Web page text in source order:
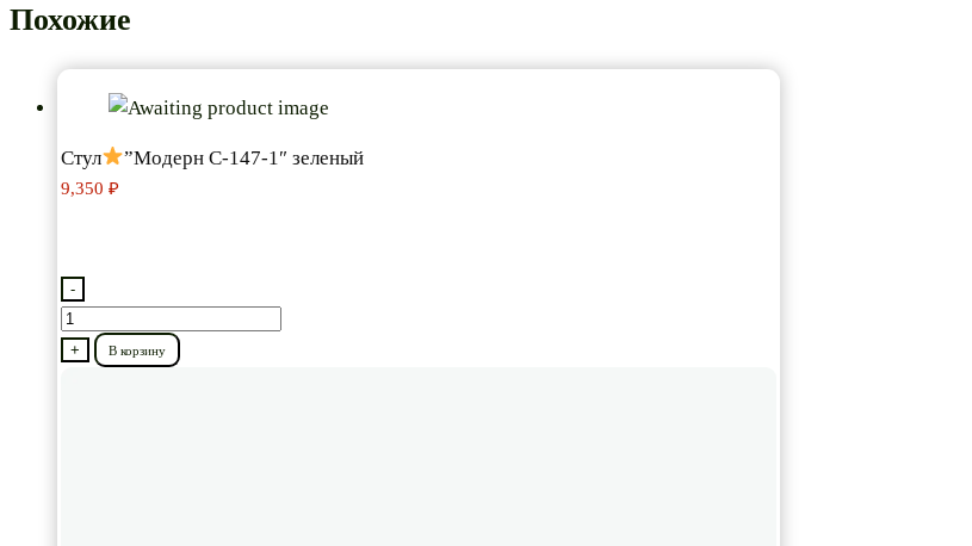
Похожие
Стул ”Модерн С-147-1″ зеленый
9,350 ₽
-
Количество
товара
+ В корзину